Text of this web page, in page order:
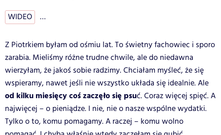
WIDEO …
Z Piotrkiem byłam od ośmiu lat. To świetny fachowiec i sporo
zarabia. Mieliśmy różne trudne chwile, ale do niedawna
wierzyłam, że jakoś sobie radzimy. Chciałam myśleć, że się
wspieramy, nawet jeśli nie wszystko układa się idealnie. Ale
od kilku miesięcy coś zaczęło się psuć. Coraz więcej spięć. A
najwięcej – o pieniądze. I nie, nie o nasze wspólne wydatki.
Tylko o to, komu pomagamy. A raczej – komu wolno